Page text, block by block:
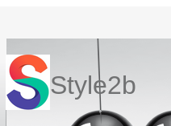
Style2b